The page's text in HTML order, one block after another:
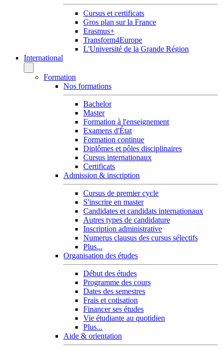
Cursus et certificats
Gros plan sur la France
Erasmus+
Transform4Europe
L'Université de la Grande Région
International
Formation
Nos formations
Bachelor
Master
Formation à l'enseignement
Examens d'État
Formation continue
Diplômes et pôles disciplinaires
Cursus internationaux
Certificats
Admission & inscription
Cursus de premier cycle
S'inscrire en master
Candidates et candidats internationaux
Autres types de candidature
Inscription administrative
Numerus clausus des cursus sélectifs
Plus...
Organisation des études
Début des études
Programme des cours
Dates des semestres
Frais et cotisation
Financer ses études
Vie étudiante au quotidien
Plus...
Aide & orientation